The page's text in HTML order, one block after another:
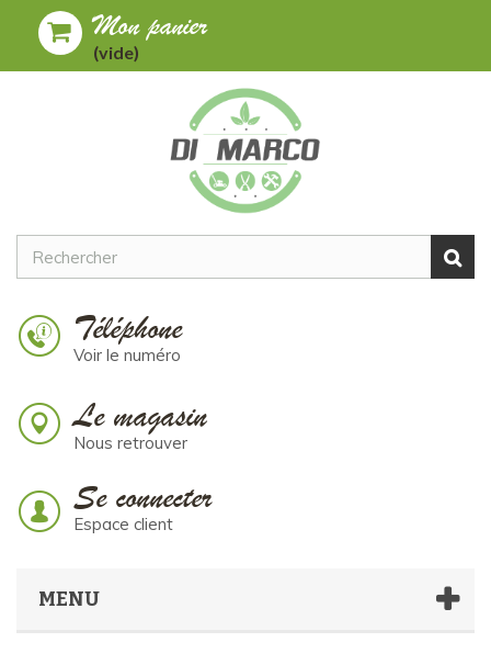
Mon panier
(vide)
Téléphone
Voir le numéro
Le magasin
Nous retrouver
Se connecter
Espace client
MENU